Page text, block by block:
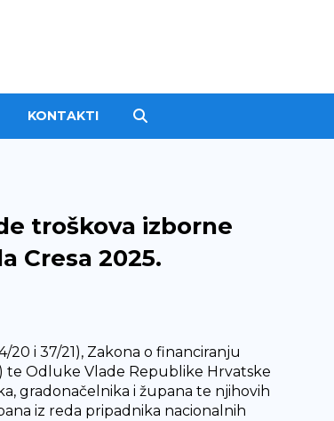
KONTAKTI
troškova izborne
Cresa 2025.
20 i 37/21), Zakona o financiranju
te Odluke Vlade Republike Hrvatske
gradonačelnika i župana te njihovih
iz reda pripadnika nacionalnih